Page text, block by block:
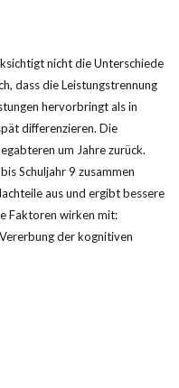
nicht die Unterschiede
dass die Leistungstrennung
hervorbringt als in
differenzieren. Die
um Jahre zurück.
Schuljahr 9 zusammen
aus und ergibt bessere
Faktoren wirken mit:
der kognitiven